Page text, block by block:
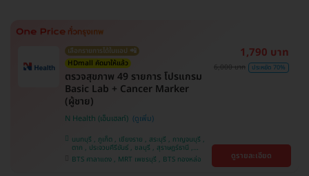
เลือกรายการได้ในแอป 📲
HDmall คัดมาให้แล้ว
ตรวจสุขภาพ 49 รายการ โปรแกรม
Basic Lab + Cancer Marker
(ผู้ชาย)
N Health (เอ็นเฮลท์)
นนทบุรี , ภูเก็ต , เชียงราย , สระบุรี , กาญจนบุรี ,
ตาก , ประจวบคีรีขันธ์ , ชลบุรี , สุราษฎร์ธานี ,
บางรัก , นครสวรรค์ , บางแค , ห้วยขวาง , สงขลา ,
ปทุมธานี , สมุทรปราการ , สมุทรสาคร , ชุมพร , BTS ศาลาแดง , MRT เพชรบุรี , BTS ทองหล่อ
1,790 บาท
6,000 บาท ประหยัด 70%
ดูรายละเอียด